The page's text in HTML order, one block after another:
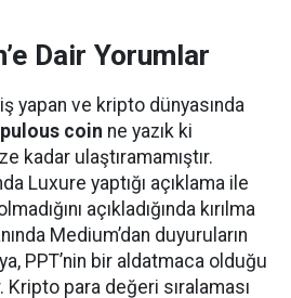
Dair Yorumlar
yapan ve kripto dünyasında
coin ne yazık ki
kadar ulaştıramamıştır.
Luxure yaptığı açıklama ile
açıkladığında kırılma
Medium’dan duyuruların
PPT’nin bir aldatmaca olduğu
Kripto para değeri sıralaması